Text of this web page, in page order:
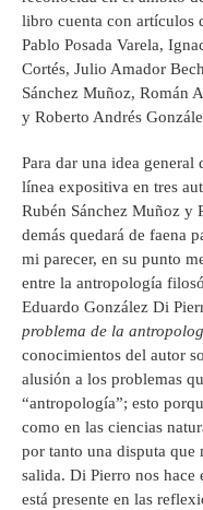
libro cuenta con artículos
Pablo Posada Varela,
Cortés, Julio Amador
Sánchez Muñoz, Román
y Roberto Andrés
Para dar una idea general
línea expositiva en tres
Rubén Sánchez Muñoz y
demás quedará de faena
mi parecer, en su punto
entre la antropología
Eduardo González Di
problema de la
conocimientos del autor
alusión a los problemas
“antropología”; esto
como en las ciencias
por tanto una disputa que
salida. Di Pierro nos hace
está presente en las